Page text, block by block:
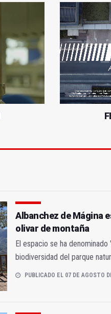
Albanchez de Mágina
olivar de montaña
El espacio se ha
biodiversidad del parque
PUBLICADO EL 07 DE AGOSTO